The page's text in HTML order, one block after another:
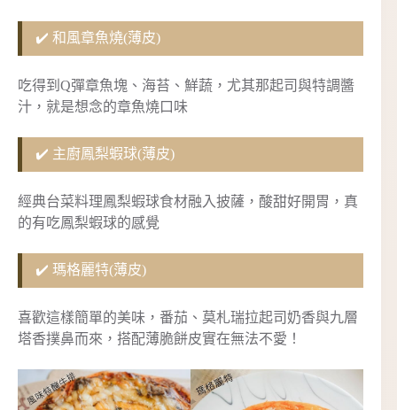
✔️ 和風章魚燒(薄皮)
吃得到Q彈章魚塊、海苔、鮮蔬，尤其那起司與特調醬
汁，就是想念的章魚燒口味
✔️ 主廚鳳梨蝦球(薄皮)
經典台菜料理鳳梨蝦球食材融入披薩，酸甜好開胃，真
的有吃鳳梨蝦球的感覺
✔️ 瑪格麗特(薄皮)
喜歡這樣簡單的美味，番茄、莫札瑞拉起司奶香與九層
塔香撲鼻而來，搭配薄脆餅皮實在無法不愛！